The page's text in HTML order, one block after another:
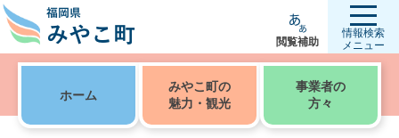
閲覧補助
情報検索
メニュー
ホーム
みやこ町の
魅力・観光
事業者の
方々